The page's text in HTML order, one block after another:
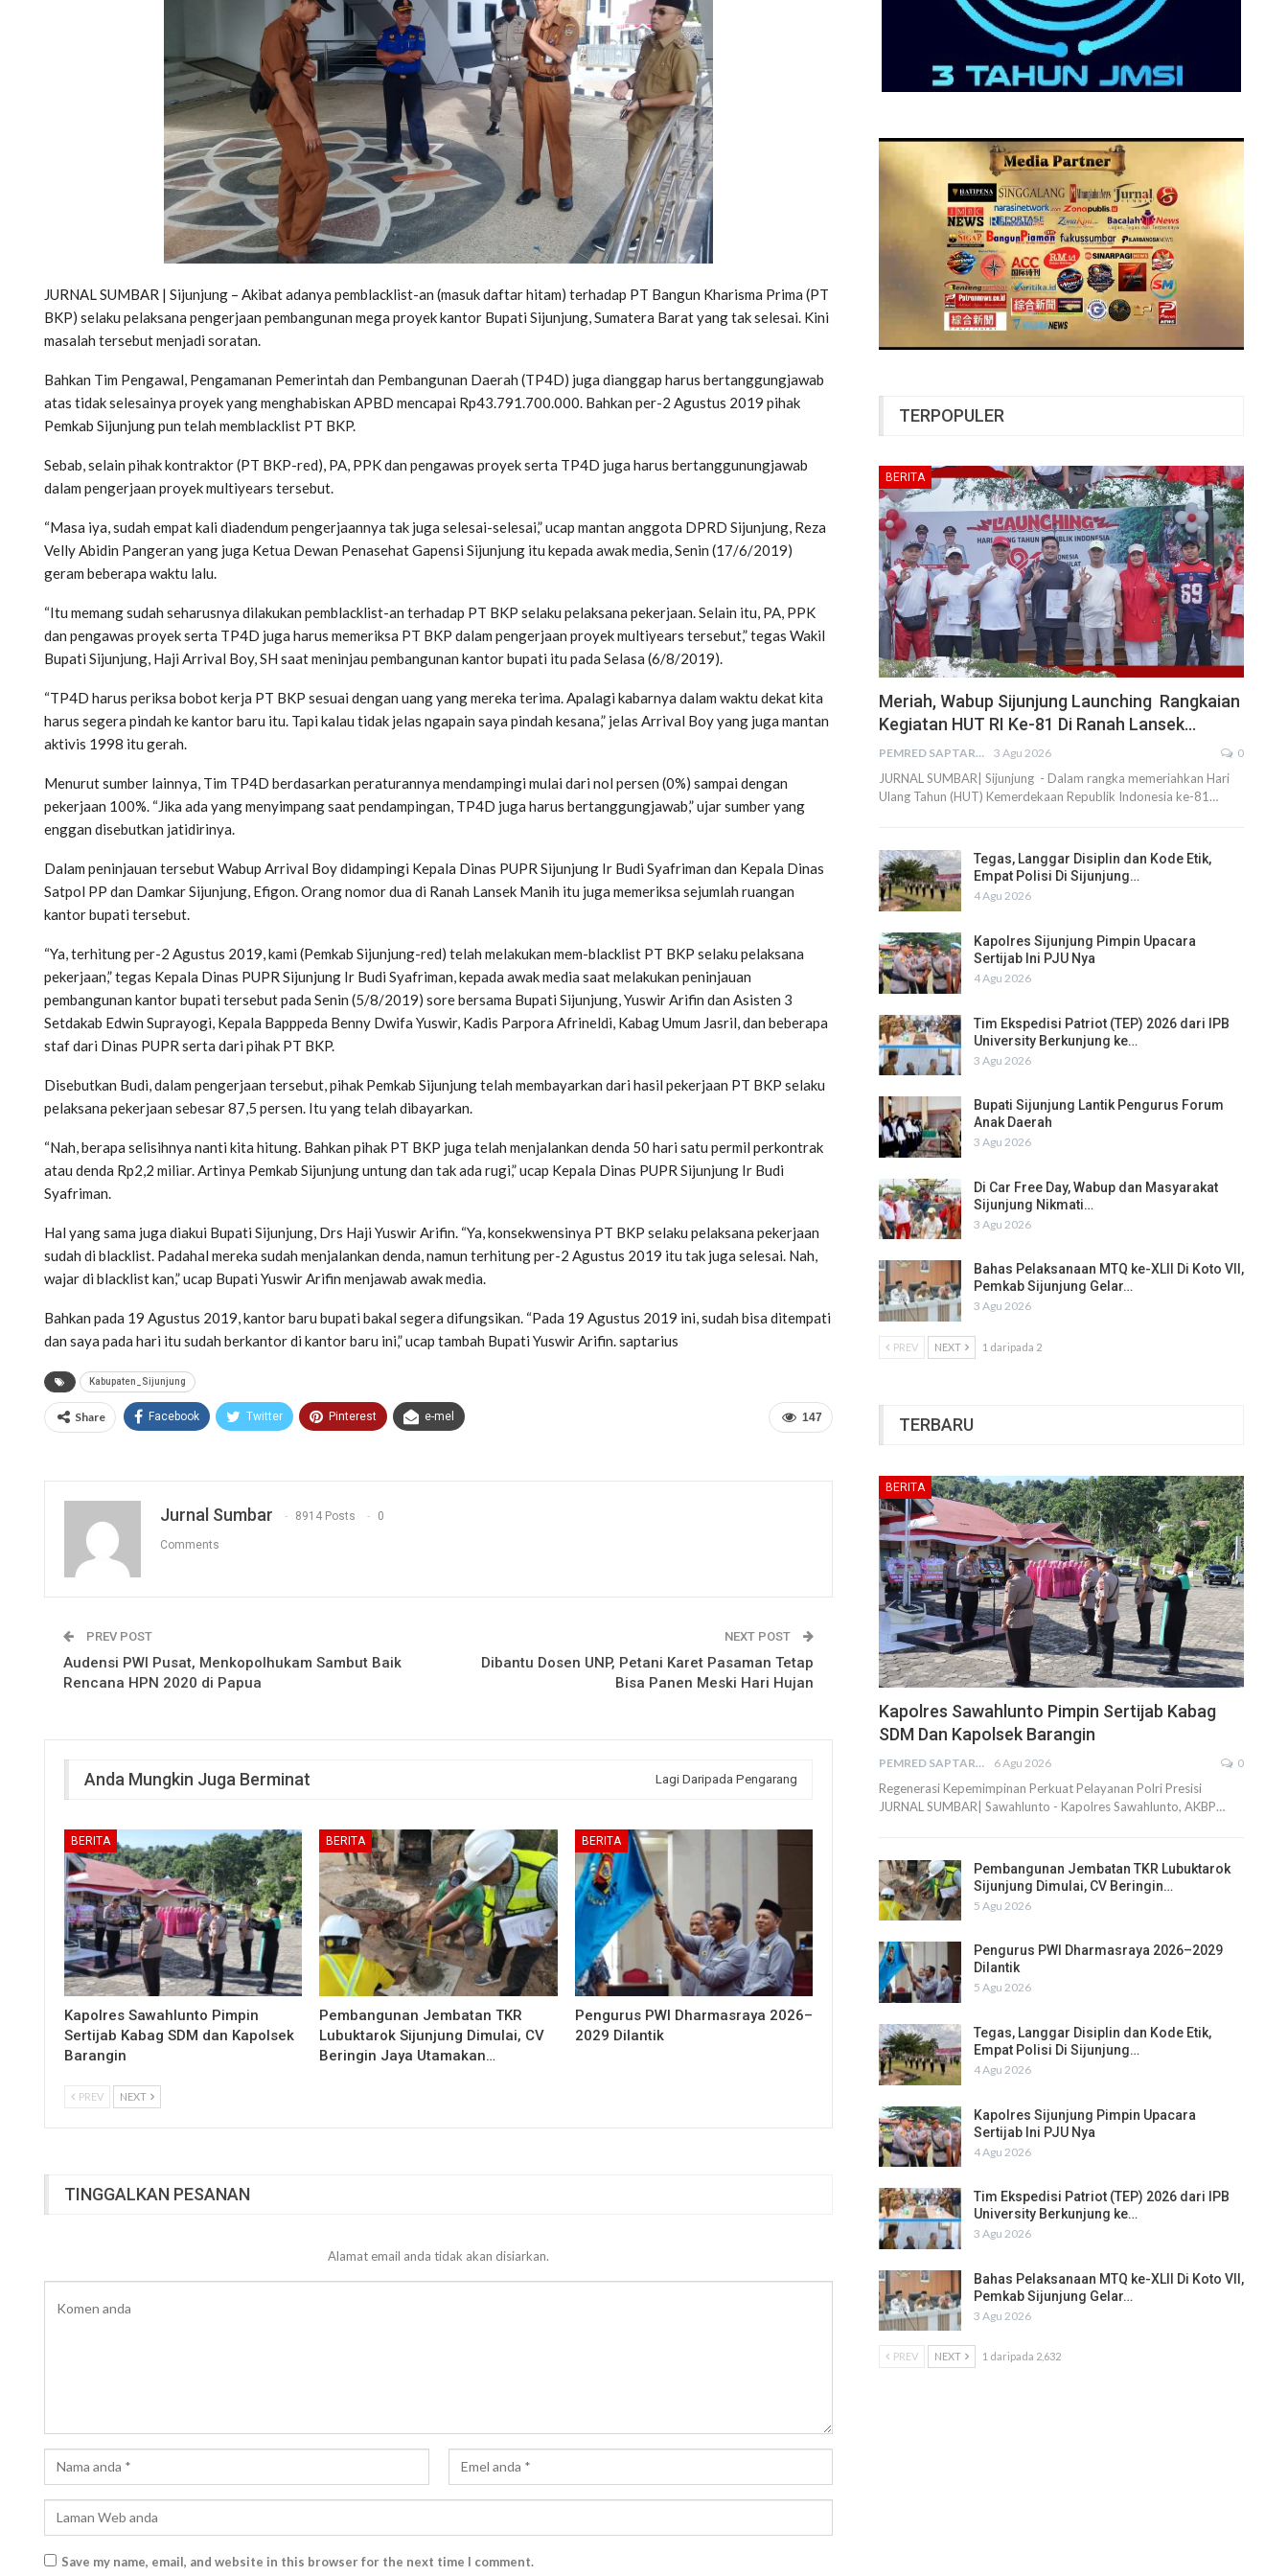
JURNAL SUMBAR | Sijunjung – Akibat adanya pemblacklist-an (masuk daftar hitam) terhadap PT Bangun Kharisma Prima (PT
BKP) selaku pelaksana pengerjaan pembangunan mega proyek kantor Bupati Sijunjung, Sumatera Barat yang tak selesai. Kini
masalah tersebut menjadi soratan.
Bahkan Tim Pengawal, Pengamanan Pemerintah dan Pembangunan Daerah (TP4D) juga dianggap harus bertanggungjawab
atas tidak selesainya proyek yang menghabiskan APBD mencapai Rp43.791.700.000. Bahkan per-2 Agustus 2019 pihak
Pemkab Sijunjung pun telah memblacklist PT BKP.
Sebab, selain pihak kontraktor (PT BKP-red), PA, PPK dan pengawas proyek serta TP4D juga harus bertanggunungjawab
dalam pengerjaan proyek multiyears tersebut.
“Masa iya, sudah empat kali diadendum pengerjaannya tak juga selesai-selesai,” ucap mantan anggota DPRD Sijunjung, Reza
Velly Abidin Pangeran yang juga Ketua Dewan Penasehat Gapensi Sijunjung itu kepada awak media, Senin (17/6/2019)
geram beberapa waktu lalu.
“Itu memang sudah seharusnya dilakukan pemblacklist-an terhadap PT BKP selaku pelaksana pekerjaan. Selain itu, PA, PPK
dan pengawas proyek serta TP4D juga harus memeriksa PT BKP dalam pengerjaan proyek multiyears tersebut,” tegas Wakil
Bupati Sijunjung, Haji Arrival Boy, SH saat meninjau pembangunan kantor bupati itu pada Selasa (6/8/2019).
“TP4D harus periksa bobot kerja PT BKP sesuai dengan uang yang mereka terima. Apalagi kabarnya dalam waktu dekat kita
harus segera pindah ke kantor baru itu. Tapi kalau tidak jelas ngapain saya pindah kesana,” jelas Arrival Boy yang juga mantan
aktivis 1998 itu gerah.
Menurut sumber lainnya, Tim TP4D berdasarkan peraturannya mendampingi mulai dari nol persen (0%) sampai dengan
pekerjaan 100%. “Jika ada yang menyimpang saat pendampingan, TP4D juga harus bertanggungjawab,” ujar sumber yang
enggan disebutkan jatidirinya.
Dalam peninjauan tersebut Wabup Arrival Boy didampingi Kepala Dinas PUPR Sijunjung Ir Budi Syafriman dan Kepala Dinas
Satpol PP dan Damkar Sijunjung, Efigon. Orang nomor dua di Ranah Lansek Manih itu juga memeriksa sejumlah ruangan
kantor bupati tersebut.
“Ya, terhitung per-2 Agustus 2019, kami (Pemkab Sijunjung-red) telah melakukan mem-blacklist PT BKP selaku pelaksana
pekerjaan,” tegas Kepala Dinas PUPR Sijunjung Ir Budi Syafriman, kepada awak media saat melakukan peninjauan
pembangunan kantor bupati tersebut pada Senin (5/8/2019) sore bersama Bupati Sijunjung, Yuswir Arifin dan Asisten 3
Setdakab Edwin Suprayogi, Kepala Bapppeda Benny Dwifa Yuswir, Kadis Parpora Afrineldi, Kabag Umum Jasril, dan beberapa
staf dari Dinas PUPR serta dari pihak PT BKP.
Disebutkan Budi, dalam pengerjaan tersebut, pihak Pemkab Sijunjung telah membayarkan dari hasil pekerjaan PT BKP selaku
pelaksana pekerjaan sebesar 87,5 persen. Itu yang telah dibayarkan.
“Nah, berapa selisihnya nanti kita hitung. Bahkan pihak PT BKP juga telah menjalankan denda 50 hari satu permil perkontrak
atau denda Rp2,2 miliar. Artinya Pemkab Sijunjung untung dan tak ada rugi,” ucap Kepala Dinas PUPR Sijunjung Ir Budi
Syafriman.
Hal yang sama juga diakui Bupati Sijunjung, Drs Haji Yuswir Arifin. “Ya, konsekwensinya PT BKP selaku pelaksana pekerjaan
sudah di blacklist. Padahal mereka sudah menjalankan denda, namun terhitung per-2 Agustus 2019 itu tak juga selesai. Nah,
wajar di blacklist kan,” ucap Bupati Yuswir Arifin menjawab awak media.
Bahkan pada 19 Agustus 2019, kantor baru bupati bakal segera difungsikan. “Pada 19 Agustus 2019 ini, sudah bisa ditempati
dan saya pada hari itu sudah berkantor di kantor baru ini,” ucap tambah Bupati Yuswir Arifin. saptarius
Kabupaten_Sijunjung
147
Share Facebook Twitter Pinterest e-mel
Jurnal Sumbar 8914 Posts 0
Comments
PREV POST
Audensi PWI Pusat, Menkopolhukam Sambut Baik
Rencana HPN 2020 di Papua
NEXT POST
Dibantu Dosen UNP, Petani Karet Pasaman Tetap
Bisa Panen Meski Hari Hujan
Anda Mungkin Juga Berminat Lagi Daripada Pengarang
BERITA
Kapolres Sawahlunto Pimpin
Sertijab Kabag SDM dan Kapolsek
Barangin
BERITA
Pembangunan Jembatan TKR
Lubuktarok Sijunjung Dimulai, CV
Beringin Jaya Utamakan…
BERITA
Pengurus PWI Dharmasraya 2026–
2029 Dilantik
PREV NEXT
TINGGALKAN PESANAN
Alamat email anda tidak akan disiarkan.
Save my name, email, and website in this browser for the next time I comment.
TERPOPULER
BERITA
Meriah, Wabup Sijunjung Launching Rangkaian
Kegiatan HUT RI Ke-81 Di Ranah Lansek…
PEMRED SAPTARIUS 3 Agu 2026 0
JURNAL SUMBAR| Sijunjung - Dalam rangka memeriahkan Hari
Ulang Tahun (HUT) Kemerdekaan Republik Indonesia ke-81…
Tegas, Langgar Disiplin dan Kode Etik,
Empat Polisi Di Sijunjung…
4 Agu 2026
Kapolres Sijunjung Pimpin Upacara
Sertijab Ini PJU Nya
4 Agu 2026
Tim Ekspedisi Patriot (TEP) 2026 dari IPB
University Berkunjung ke…
3 Agu 2026
Bupati Sijunjung Lantik Pengurus Forum
Anak Daerah
3 Agu 2026
Di Car Free Day, Wabup dan Masyarakat
Sijunjung Nikmati…
3 Agu 2026
Bahas Pelaksanaan MTQ ke-XLII Di Koto VII,
Pemkab Sijunjung Gelar…
3 Agu 2026
PREV NEXT 1 daripada 2
TERBARU
BERITA
Kapolres Sawahlunto Pimpin Sertijab Kabag
SDM Dan Kapolsek Barangin
PEMRED SAPTARIUS 6 Agu 2026 0
Regenerasi Kepemimpinan Perkuat Pelayanan Polri Presisi
JURNAL SUMBAR| Sawahlunto - Kapolres Sawahlunto, AKBP…
Pembangunan Jembatan TKR Lubuktarok
Sijunjung Dimulai, CV Beringin…
5 Agu 2026
Pengurus PWI Dharmasraya 2026–2029
Dilantik
5 Agu 2026
Tegas, Langgar Disiplin dan Kode Etik,
Empat Polisi Di Sijunjung…
4 Agu 2026
Kapolres Sijunjung Pimpin Upacara
Sertijab Ini PJU Nya
4 Agu 2026
Tim Ekspedisi Patriot (TEP) 2026 dari IPB
University Berkunjung ke…
3 Agu 2026
Bahas Pelaksanaan MTQ ke-XLII Di Koto VII,
Pemkab Sijunjung Gelar…
3 Agu 2026
PREV NEXT 1 daripada 2,632